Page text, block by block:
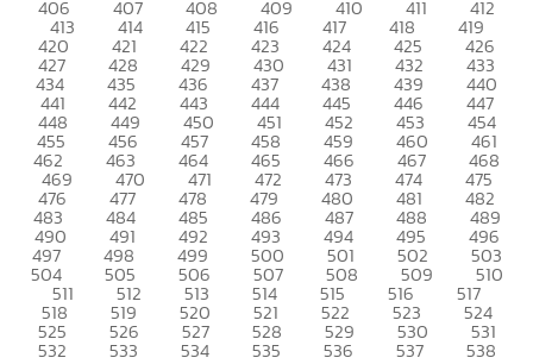
406 407 408 409 410 411 412
413 414 415 416 417 418 419
420 421 422 423 424 425 426
427 428 429 430 431 432 433
434 435 436 437 438 439 440
441 442 443 444 445 446 447
448 449 450 451 452 453 454
455 456 457 458 459 460 461
462 463 464 465 466 467 468
469 470 471 472 473 474 475
476 477 478 479 480 481 482
483 484 485 486 487 488 489
490 491 492 493 494 495 496
497 498 499 500 501 502 503
504 505 506 507 508 509 510
511 512 513 514 515 516 517
518 519 520 521 522 523 524
525 526 527 528 529 530 531
532 533 534 535 536 537 538